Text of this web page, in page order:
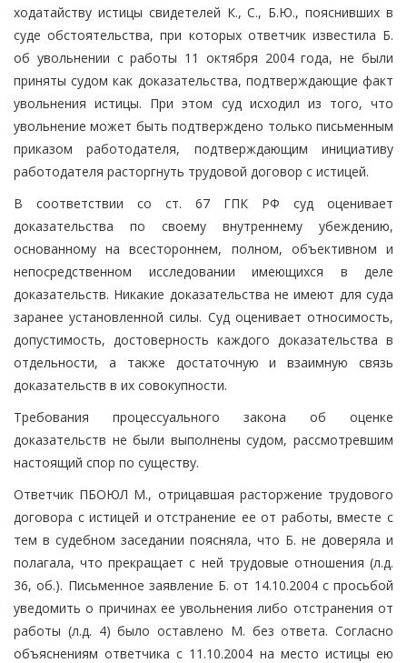
ходатайству истицы свидетелей К., С., Б.Ю., пояснивших в
суде обстоятельства, при которых ответчик известила Б.
об увольнении с работы 11 октября 2004 года, не были
приняты судом как доказательства, подтверждающие факт
увольнения истицы. При этом суд исходил из того, что
увольнение может быть подтверждено только письменным
приказом работодателя, подтверждающим инициативу
работодателя расторгнуть трудовой договор с истицей.
В соответствии со ст. 67 ГПК РФ суд оценивает
доказательства по своему внутреннему убеждению,
основанному на всестороннем, полном, объективном и
непосредственном исследовании имеющихся в деле
доказательств. Никакие доказательства не имеют для суда
заранее установленной силы. Суд оценивает относимость,
допустимость, достоверность каждого доказательства в
отдельности, а также достаточную и взаимную связь
доказательств в их совокупности.
Требования процессуального закона об оценке
доказательств не были выполнены судом, рассмотревшим
настоящий спор по существу.
Ответчик ПБОЮЛ М., отрицавшая расторжение трудового
договора с истицей и отстранение ее от работы, вместе с
тем в судебном заседании поясняла, что Б. не доверяла и
полагала, что прекращает с ней трудовые отношения (л.д.
36, об.). Письменное заявление Б. от 14.10.2004 с просьбой
уведомить о причинах ее увольнения либо отстранения от
работы (л.д. 4) было оставлено М. без ответа. Согласно
объяснениям ответчика с 11.10.2004 на место истицы ею